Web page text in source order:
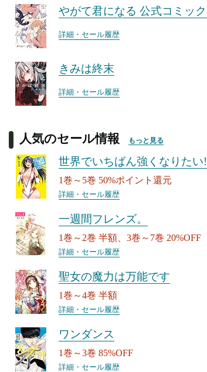
やがて君になる 公式コミッ
詳細・セール履歴
きみは終末
詳細・セール履歴
人気のセール情報 もっと見る
世界でいちばん強くなりたい!
1巻～5巻 50%ポイント還元
詳細・セール履歴
一週間フレンズ。
1巻～2巻 半額、3巻～7巻 20%OFF
詳細・セール履歴
聖女の魔力は万能です
1巻～4巻 半額
詳細・セール履歴
ワンダンス
1巻～3巻 85%OFF
詳細・セール履歴